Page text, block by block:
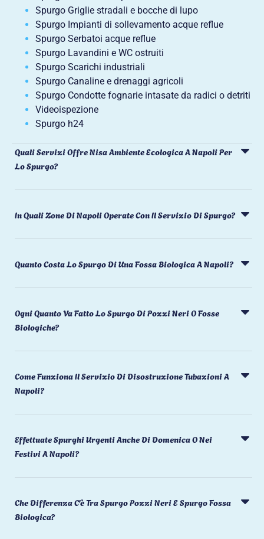
Spurgo Griglie stradali e bocche di lupo
Spurgo Impianti di sollevamento acque reflue
Spurgo Serbatoi acque reflue
Spurgo Lavandini e WC ostruiti
Spurgo Scarichi industriali
Spurgo Canaline e drenaggi agricoli
Spurgo Condotte fognarie intasate da radici o detriti
Videoispezione
Spurgo h24
Quali Servizi Offre Nisa Ambiente Ecologica A Napoli Per
Lo Spurgo?
In Quali Zone Di Napoli Operate Con Il Servizio Di Spurgo?
Quanto Costa Lo Spurgo Di Una Fossa Biologica A Napoli?
Ogni Quanto Va Fatto Lo Spurgo Di Pozzi Neri O Fosse
Biologiche?
Come Funziona Il Servizio Di Disostruzione Tubazioni A
Napoli?
Effettuate Spurghi Urgenti Anche Di Domenica O Nei
Festivi A Napoli?
Che Differenza C'è Tra Spurgo Pozzi Neri E Spurgo Fossa
Biologica?